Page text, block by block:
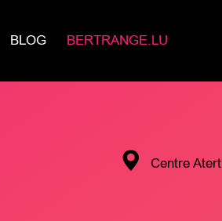
BLOG BERTRANGE.LU
Centre Atert